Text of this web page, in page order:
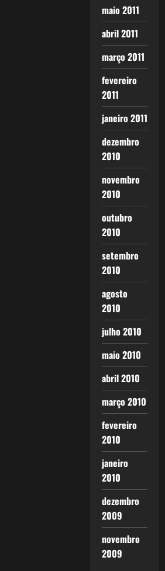
maio 2011
abril 2011
março 2011
fevereiro
2011
janeiro 2011
dezembro
2010
novembro
2010
outubro
2010
setembro
2010
agosto
2010
julho 2010
maio 2010
abril 2010
março 2010
fevereiro
2010
janeiro
2010
dezembro
2009
novembro
2009